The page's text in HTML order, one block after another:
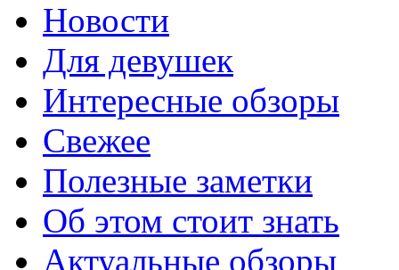
Новости
Для девушек
Интересные обзоры
Свежее
Полезные заметки
Об этом стоит знать
Актуальные обзоры